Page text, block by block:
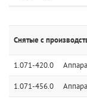
Снятые с
1.071-420.0
1.071-456.0